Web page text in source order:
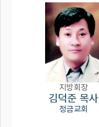
지방회장
김덕준 목사
정금교회